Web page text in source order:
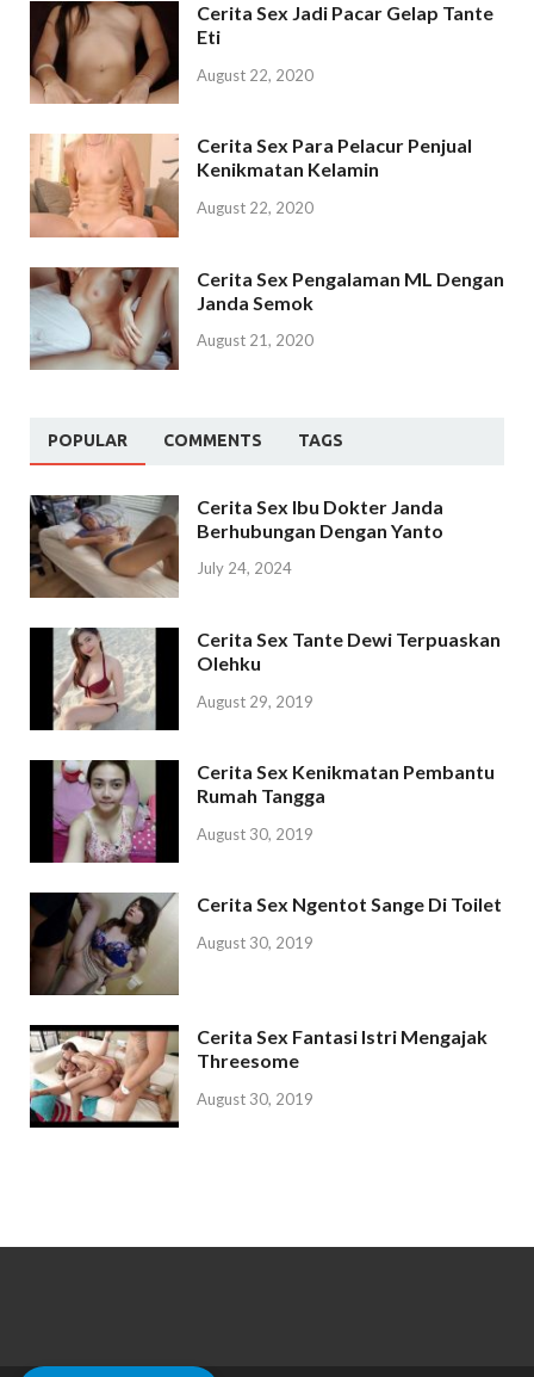
Cerita Sex Jadi Pacar Gelap Tante
Eti
August 22, 2020
Cerita Sex Para Pelacur Penjual
Kenikmatan Kelamin
August 22, 2020
Cerita Sex Pengalaman ML Dengan
Janda Semok
August 21, 2020
POPULAR COMMENTS TAGS
Cerita Sex Ibu Dokter Janda
Berhubungan Dengan Yanto
July 24, 2024
Cerita Sex Tante Dewi Terpuaskan
Olehku
August 29, 2019
Cerita Sex Kenikmatan Pembantu
Rumah Tangga
August 30, 2019
Cerita Sex Ngentot Sange Di Toilet
August 30, 2019
Cerita Sex Fantasi Istri Mengajak
Threesome
August 30, 2019